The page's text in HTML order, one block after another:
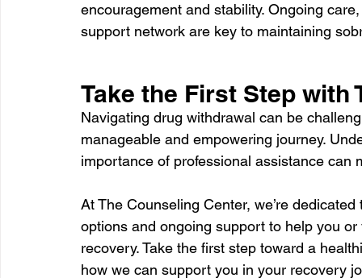
encouragement and stability. Ongoing
support network are key to maintaining
Take the First Step with
Navigating drug withdrawal can be
manageable and empowering journey.
importance of professional assistance can
At The Counseling Center, we’re
options and ongoing support to help you
recovery. Take the first step toward a
how we can support you in your recovery